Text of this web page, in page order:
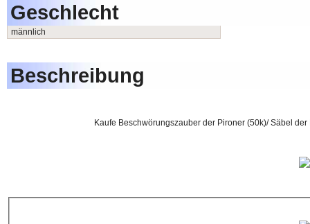
Geschlecht
männlich
Beschreibung
Kaufe Beschwörungszauber der Pironer (50k)/ Säbel